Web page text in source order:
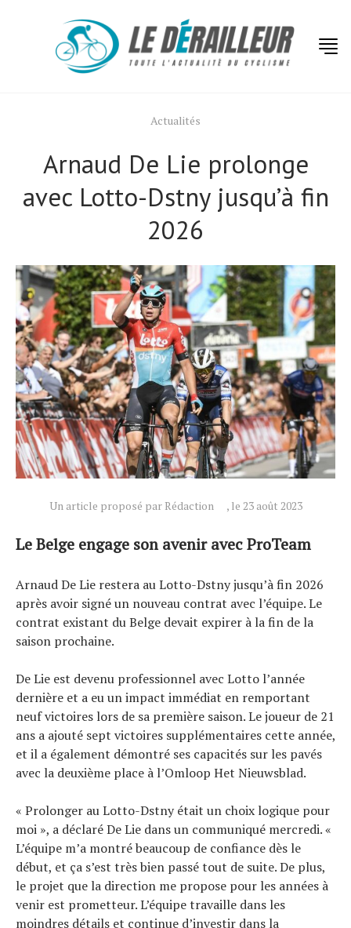
Actualités
Arnaud De Lie prolonge
avec Lotto-Dstny jusqu’à fin
2026
Un article proposé par Rédaction , le 23 août 2023
Le Belge engage son avenir avec ProTeam
Arnaud De Lie restera au Lotto-Dstny jusqu’à fin 2026
après avoir signé un nouveau contrat avec l’équipe. Le
contrat existant du Belge devait expirer à la fin de la
saison prochaine.
De Lie est devenu professionnel avec Lotto l’année
dernière et a eu un impact immédiat en remportant
neuf victoires lors de sa première saison. Le joueur de 21
ans a ajouté sept victoires supplémentaires cette année,
et il a également démontré ses capacités sur les pavés
avec la deuxième place à l’Omloop Het Nieuwsblad.
« Prolonger au Lotto-Dstny était un choix logique pour
moi », a déclaré De Lie dans un communiqué mercredi. «
L’équipe m’a montré beaucoup de confiance dès le
début, et ça s’est très bien passé tout de suite. De plus,
le projet que la direction me propose pour les années à
venir est prometteur. L’équipe travaille dans les
moindres détails et continue d’investir dans la
Actualités
Technologies
Tendances
À propos